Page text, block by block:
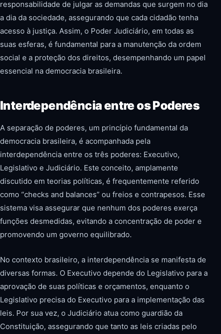
responsabilidade de julgar as demandas que surgem no dia
a dia da sociedade, assegurando que cada cidadão tenha
acesso à justiça. Assim, o Poder Judiciário, em todas as
suas esferas, é fundamental para a manutenção da ordem
social e a proteção dos direitos, desempenhando um papel
essencial na democracia brasileira.
Interdependência entre os Poderes
A separação de poderes, um princípio fundamental da
democracia brasileira, é acompanhada pela
interdependência entre os três poderes: Executivo,
Legislativo e Judiciário. Este conceito, amplamente
discutido em teorias políticas, é frequentemente referido
como “checks and balances” ou freios e contrapesos. Esse
sistema visa assegurar que nenhum dos poderes exerça
funções desmedidas, evitando a concentração de poder e
promovendo um governo equilibrado.
No contexto brasileiro, a interdependência se manifesta de
diversas formas. O Executivo depende do Legislativo para a
aprovação de suas políticas e orçamentos, enquanto o
Legislativo precisa do Executivo para a implementação das
leis. Por sua vez, o Judiciário atua como guardião da
Constituição, assegurando que tanto as leis criadas pelo